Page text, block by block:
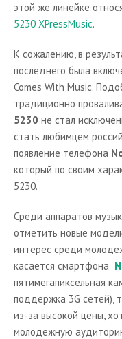
этой же линейке
5230 XPressMusic.
К сожалению, в
последнего была
Comes With Music.
традиционно
5230 не стал
стать любимцем
появление телефона
который по своим
5230.
Среди аппаратов
отметить новые
интерес среди
касается смартфона
пятимегапиксельная
поддержка 3G сетей),
из-за высокой цены,
молодежную